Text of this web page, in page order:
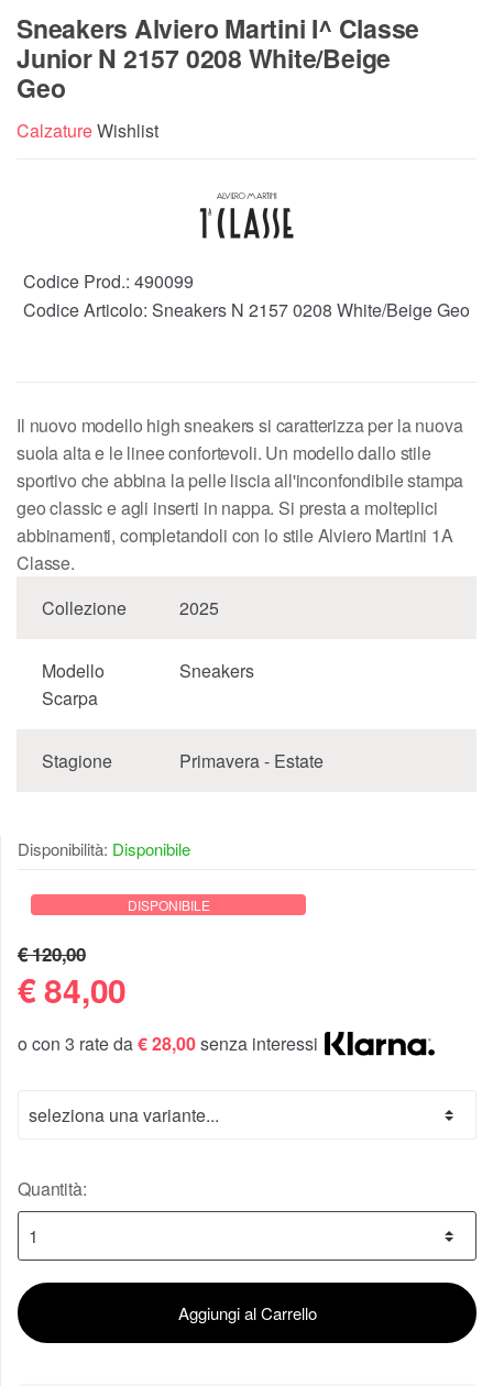
Sneakers Alviero Martini I^ Classe
Junior N 2157 0208 White/Beige
Geo
CalzatureWishlist
Codice Prod.: 490099
Codice Articolo: Sneakers N 2157 0208 White/Beige Geo
Il nuovo modello high sneakers si caratterizza per la nuova
suola alta e le linee confortevoli. Un modello dallo stile
sportivo che abbina la pelle liscia all'inconfondibile stampa
geo classic e agli inserti in nappa. Si presta a molteplici
abbinamenti, completandoli con lo stile Alviero Martini 1A
Classe.
Collezione
2025
Modello
Scarpa
Sneakers
Stagione Primavera - Estate
Disponibilità: Disponibile
DISPONIBILE
€ 120,00
€84,00
o con 3 rate da€ 28,00senza interessi
Quantità:
Aggiungi al Carrello